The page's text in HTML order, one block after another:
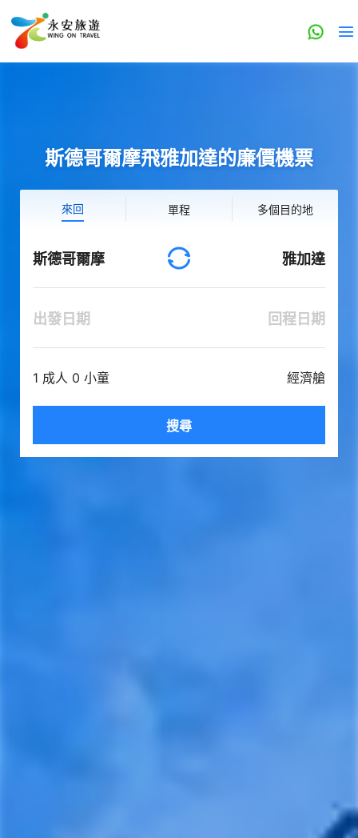
斯德哥爾摩飛雅加達的廉價機票
來回 單程 多個目的地
斯德哥爾摩 雅加達
出發日期 回程日期
1 成人 0 小童 經濟艙
搜尋